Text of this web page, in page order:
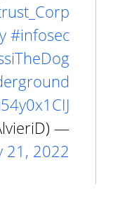
#infosec
— Dominic Alvieri (@AlvieriD)
21, 2022